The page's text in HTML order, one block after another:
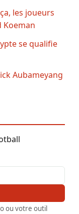
les joueurs
se qualifie
Aubameyang
ou votre outil